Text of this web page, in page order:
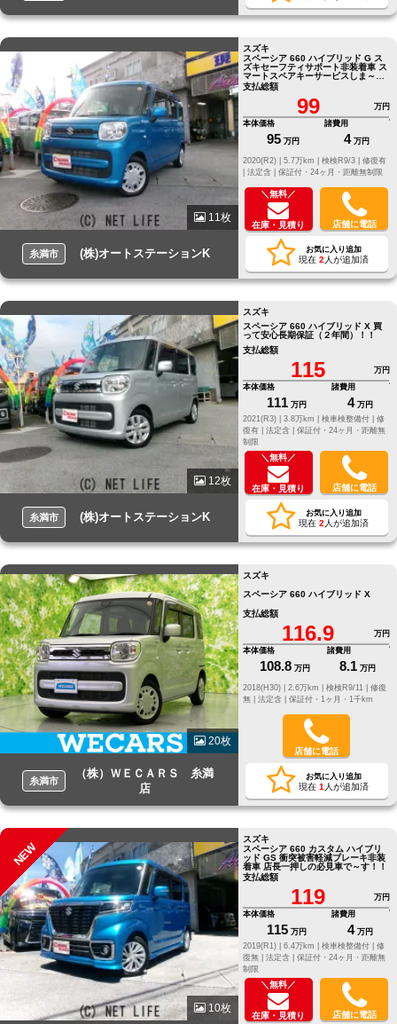
11枚
糸満市 (株)オートステーションK
スズキ
スペーシア 660 ハイブリッド G ス
ズキセーフティサポート非装着車 ス
マートスペアキーサービスしま～
す！！
支払総額
99
万円
本体価格
95 万円
諸費用
4 万円
修復有
法定含 | 保証付・24ヶ月・距離無制限
＼無料／
在庫・見積り 店舗に電話
お気に入り追加
現在 2 人が追加済
12枚
糸満市 (株)オートステーションK
スズキ
スペーシア 660 ハイブリッド X 買
って安心長期保証（２年間）！！
支払総額
115
万円
本体価格
111 万円
諸費用
4 万円
2021(R3) |
3.8万km | 検車検整備付 | 修
復有 | 法定含 | 保証付・24ヶ月・距離無
制限
＼無料／
在庫・見積り 店舗に電話
お気に入り追加
現在 2 人が追加済
20枚
糸満市
（株）ＷＥＣＡＲＳ 糸満
店
スズキ
スペーシア 660 ハイブリッド X
支払総額
116.9
万円
本体価格
108.8 万円
諸費用
8.1 万円
修復
無 | 法定含 | 保証付・1ヶ月・1千km
店舗に電話
お気に入り追加
現在 1 人が追加済
NEW
10枚
スズキ
スペーシア 660 カスタム ハイブリ
ッド GS 衝突被害軽減ブレーキ非装
着車 店長一押しの必見車で～す！！
支払総額
119
万円
本体価格
115 万円
諸費用
4 万円
2019(R1) |
6.4万km | 検車検整備付 | 修
復無 | 法定含 | 保証付・24ヶ月・距離無
制限
＼無料／
在庫・見積り 店舗に電話